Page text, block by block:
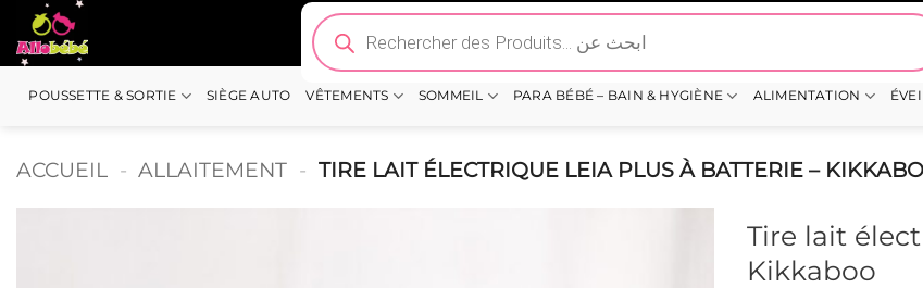
Passer
au
contenu
Recherche
de
produits
POUSSETTE & SORTIE SIÈGE AUTO VÊTEMENTS SOMMEIL PARA BÉBÉ – BAIN & HYGIÈNE ALIMENTATION
ACCUEIL - ALLAITEMENT - TIRE LAIT ÉLECTRIQUE LEIA PLUS À BATTERIE –
Tire lait
Kikkaboo